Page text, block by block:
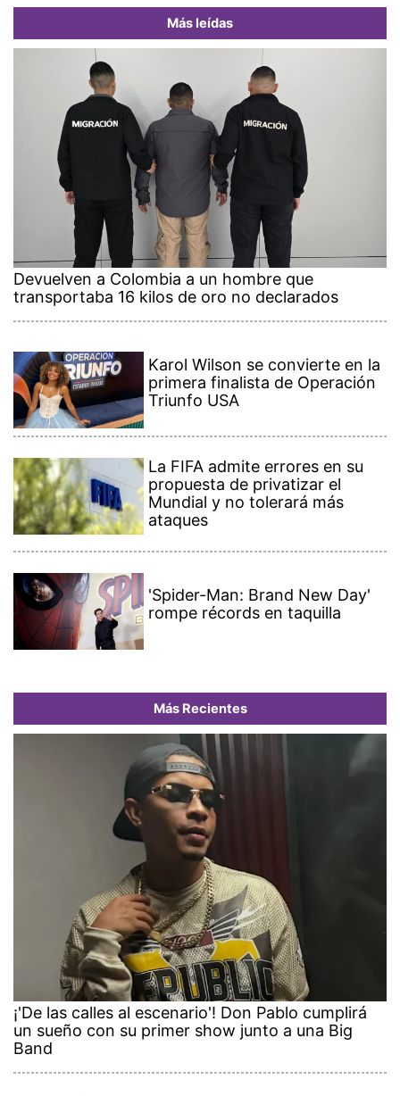
Más leídas
Devuelven a Colombia a un hombre que
transportaba 16 kilos de oro no declarados
Karol Wilson se convierte en la
primera finalista de Operación
Triunfo USA
La FIFA admite errores en su
propuesta de privatizar el
Mundial y no tolerará más
ataques
'Spider-Man: Brand New Day'
rompe récords en taquilla
Más Recientes
¡'De las calles al escenario'! Don Pablo cumplirá
un sueño con su primer show junto a una Big
Band